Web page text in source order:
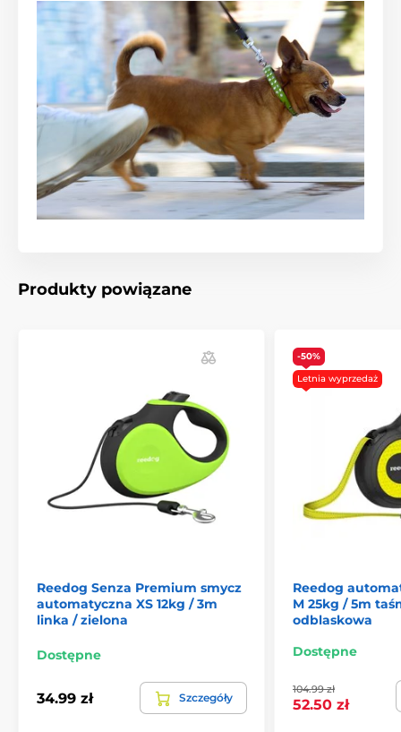
niezawodna!
Niezależnie od tego, dokąd zmierzasz ze swoim
zwierzakiem, Reedog Senza
zapewni Ci wygodną i
łatwą obsługę, czyli niezawodną kontrolę. Każdy, kto
ma psa wie, że szybka reakcja często decyduje o
skuteczności działania.
Jeden przycisk: idealna kontrola
hamulca
W momencie, kiedy Twój pies będzie zaskoczony
zatrzymasz lub pozwolisz na swobodne
uchwytu wszystko masz dosłownie pod ręką.
Możliwość szybkiej reakcji to dokładnie to, czego
oczekujesz podczas spacerów z Twoim psem!
Produkty powiązane
Reedog Senza Premium smycz
automatyczna XS 12kg / 3m
linka / zielona
Dostępne
34.99 zł Szczegóły
-50%
Letnia wyprzedaż
Reedog
M 25kg / 5m
odblaskowa
Dostępne
104.99 zł
52.50 zł